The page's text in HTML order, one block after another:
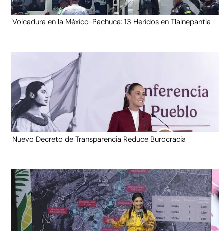
Volcadura en la México-Pachuca: 13 Heridos en Tlalnepantla
Nuevo Decreto de Transparencia Reduce Burocracia